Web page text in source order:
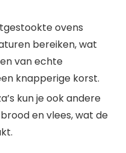
ovens
bereiken, wat
van echte
knapperige korst.
kun je ook andere
en vlees, wat de